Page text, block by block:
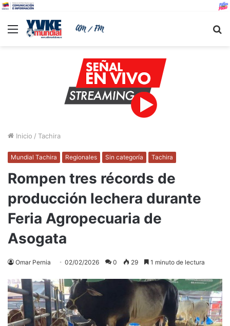
Menu
Inicio / Tachira
Mundial Tachira Regionales Sin categoría Tachira
Rompen tres récords de
producción lechera durante
Feria Agropecuaria de
Asogata
Omar Pernia 02/02/2026 0 29 1 minuto de lectura